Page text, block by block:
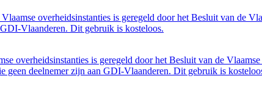
overheidsinstanties is geregeld door het Besluit van de
Vlaanderen. Dit gebruik is kosteloos.
overheidsinstanties is geregeld door het Besluit van de
geen deelnemer zijn aan GDI-Vlaanderen. Dit gebruik is